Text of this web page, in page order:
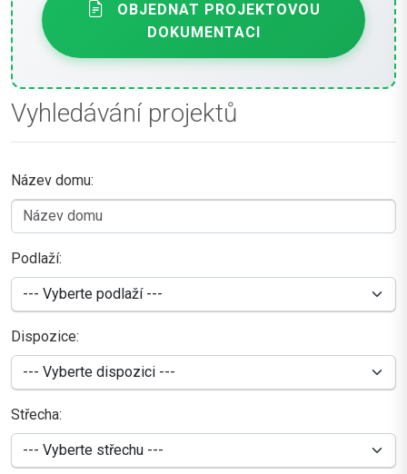
OBJEDNAT PROJEKTOVOU
DOKUMENTACI
Vyhledávání projektů
Název domu:
Podlaží:
Dispozice:
Střecha: